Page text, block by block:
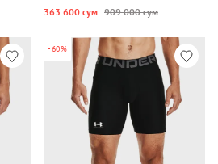
363 600 сум 909 000 сум
-60%